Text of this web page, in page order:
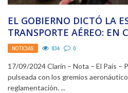
EL GOBIERNO DICTÓ LA
TRANSPORTE AÉREO: EN
DEBERÁ HABER 50% DE ...
NOTICIAS 834 0
17/09/2024 Clarín – Nota – El País –
pulseada con los gremios
reglamentación. ...